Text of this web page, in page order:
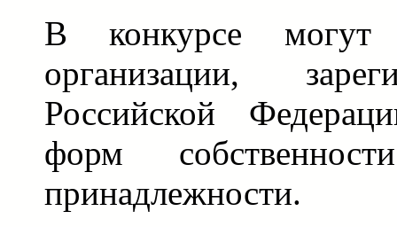
В конкурсе могут
организации,
Российской
форм
принадлежности.